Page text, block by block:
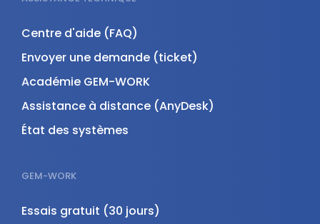
Centre d'aide (FAQ)
Envoyer une demande (ticket)
Académie GEM-WORK
Assistance à distance (AnyDesk)
État des systèmes
GEM-WORK
Essais gratuit (30 jours)